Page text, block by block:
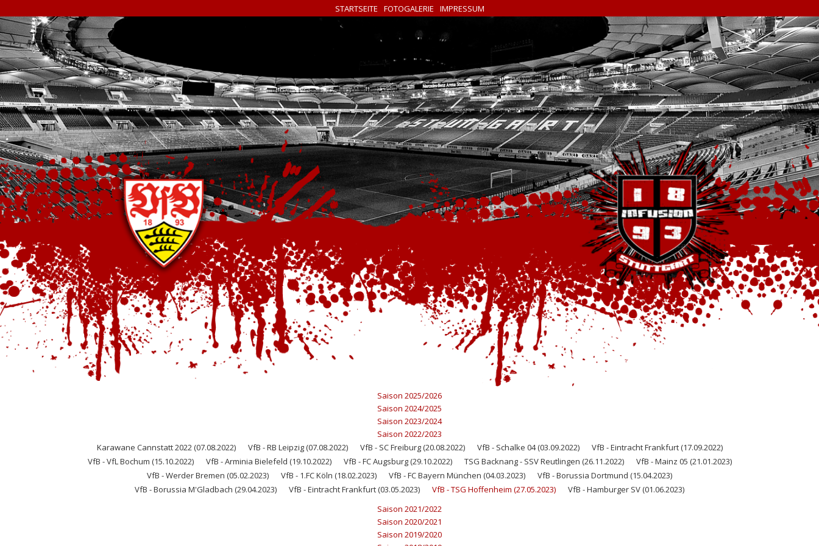
STARTSEITE FOTOGALERIE IMPRESSUM
Saison 2025/2026
Saison 2024/2025
Saison 2023/2024
Saison 2022/2023
Karawane Cannstatt 2022 (07.08.2022)
VfB - RB Leipzig (07.08.2022) VfB - SC Freiburg (20.08.2022) VfB - Schalke 04 (03.09.2022)
VfB - Eintracht Frankfurt (17.09.2022)
VfB - VfL Bochum (15.10.2022)
VfB - Arminia Bielefeld (19.10.2022) VfB - FC Augsburg (29.10.2022) TSG Backnang - SSV Reutlingen (26.11.2022)
VfB - Mainz 05 (21.01.2023)
VfB - Werder Bremen (05.02.2023)
VfB - 1.FC Köln (18.02.2023) VfB - FC Bayern München (04.03.2023)
VfB - Borussia Dortmund (15.04.2023)
VfB - Borussia M'Gladbach (29.04.2023)
VfB - Eintracht Frankfurt (03.05.2023) VfB - TSG Hoffenheim (27.05.2023)
VfB - Hamburger SV (01.06.2023)
Saison 2021/2022
Saison 2020/2021
Saison 2019/2020